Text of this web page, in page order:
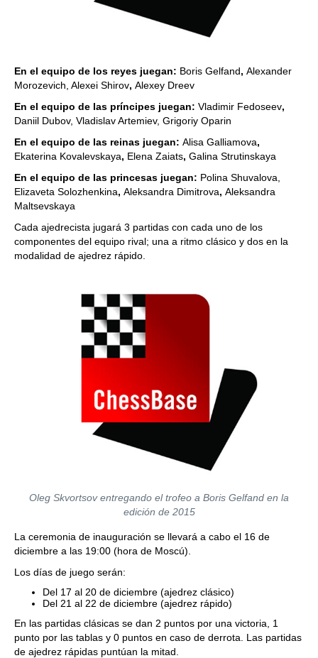
En el equipo de los reyes juegan: Boris Gelfand, Alexander
Morozevich, Alexei Shirov, Alexey Dreev
En el equipo de las príncipes juegan: Vladimir Fedoseev,
Daniil Dubov, Vladislav Artemiev, Grigoriy Oparin
En el equipo de las reinas juegan: Alisa Galliamova,
Ekaterina Kovalevskaya, Elena Zaiats, Galina Strutinskaya
En el equipo de las princesas juegan: Polina Shuvalova,
Elizaveta Solozhenkina, Aleksandra Dimitrova, Aleksandra
Maltsevskaya
Cada ajedrecista jugará 3 partidas con cada uno de los
componentes del equipo rival; una a ritmo clásico y dos en la
modalidad de ajedrez rápido.
Oleg Skvortsov entregando el trofeo a Boris Gelfand en la
edición de 2015
La ceremonia de inauguración se llevará a cabo el 16 de
diciembre a las 19:00 (hora de Moscú).
Los días de juego serán:
Del 17 al 20 de diciembre (ajedrez clásico)
Del 21 al 22 de diciembre (ajedrez rápido)
En las partidas clásicas se dan 2 puntos por una victoria, 1
punto por las tablas y 0 puntos en caso de derrota. Las partidas
de ajedrez rápidas puntúan la mitad.